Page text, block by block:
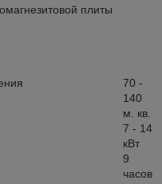
плиты
70 -
140
м. кв.
7 - 14
кВт
9
часов